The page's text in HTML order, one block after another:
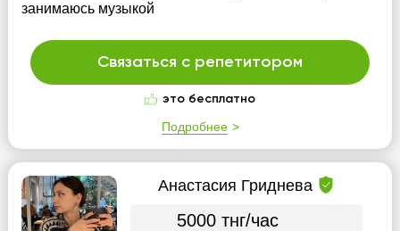
занимаюсь музыкой
Связаться с репетитором
это бесплатно
Подробнее
Анастасия Гриднева
5000 тнг/час